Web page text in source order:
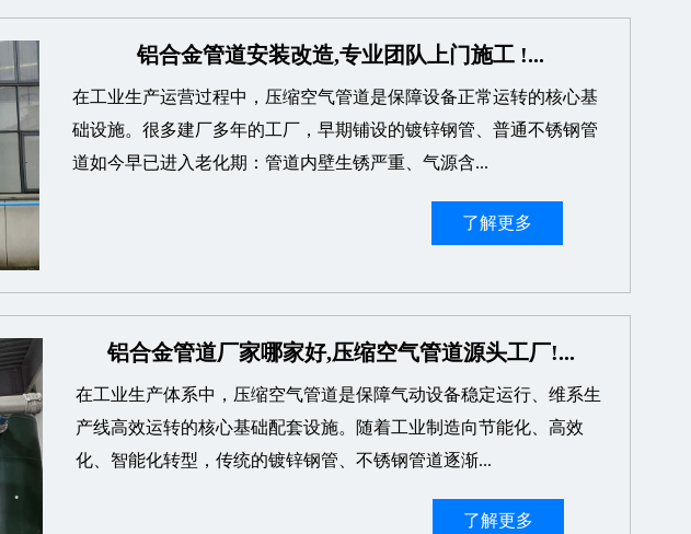
铝合金管道安装改造,专业团队上门施工 !...
在工业生产运营过程中，压缩空气管道是保障设备正常运转的核心基
础设施。很多建厂多年的工厂，早期铺设的镀锌钢管、普通不锈钢管
道如今早已进入老化期：管道内壁生锈严重、气源含...
了解更多
铝合金管道厂家哪家好,压缩空气管道源头工厂!...
在工业生产体系中，压缩空气管道是保障气动设备稳定运行、维系生
产线高效运转的核心基础配套设施。随着工业制造向节能化、高效
化、智能化转型，传统的镀锌钢管、不锈钢管道逐渐...
了解更多